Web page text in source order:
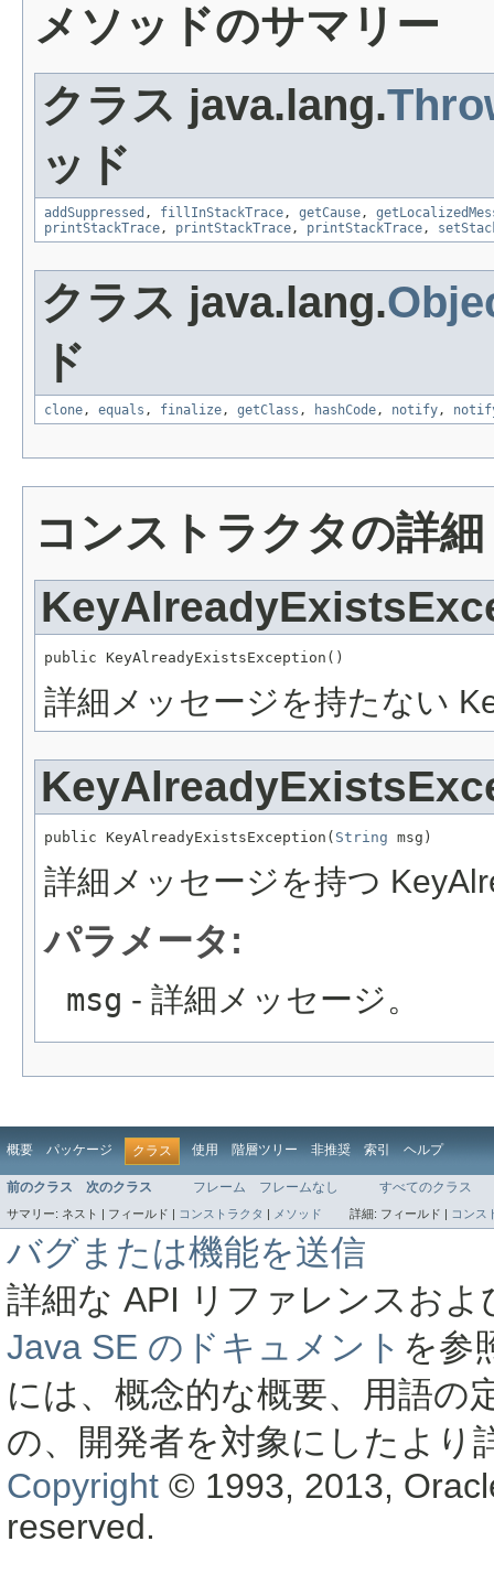
メソッドのサマリー
クラス java.lang.
ッド
addSuppressed , fillInStackTrace, getCause,
printStackTrace, printStackTrace, printStackTrace,
クラス java.lang.
ド
clone, equals , finalize, getClass , hashCode, notify,
コンストラクタの詳細
public KeyAlreadyExistsException()
詳細メッセージを持たない
public KeyAlreadyExistsException( String msg)
詳細メッセージを持つ
パラメータ:
msg - 詳細メッセージ。
概要 パッケージ クラス 使用 階層ツリー 非推奨 索引 ヘルプ
前のクラス 次のクラス フレーム フレームなし すべてのクラス
サマリー: ネスト | フィールド | コンストラクタ | メソッド 詳細: フィールド | コンス
バグまたは機能を送信
詳細な API リファレンスお
Java SE のドキュメント を参
には、概念的な概要、用語の
の、開発者を対象にしたより
Copyright © 1993, 2013,
reserved.